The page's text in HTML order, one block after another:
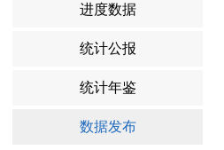
进度数据
统计公报
统计年鉴
数据发布